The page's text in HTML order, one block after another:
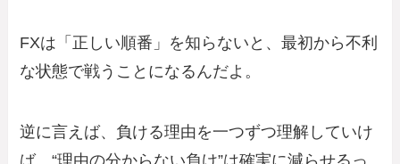
FXは「正しい順番」を知らないと、最初から不利
な状態で戦うことになるんだよ。
逆に言えば、負ける理由を一つずつ理解していけ
ば、“理由の分からない負け”は確実に減らせるっ